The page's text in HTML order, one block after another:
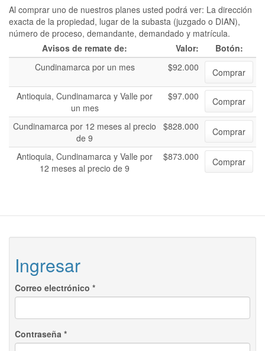
Al comprar uno de nuestros planes usted podrá ver: La dirección
exacta de la propiedad, lugar de la subasta (juzgado o DIAN),
número de proceso, demandante, demandado y matrícula.
Avisos de remate de:
Valor:
Botón:
Cundinamarca por un mes
$92.000
Comprar
Antioquia, Cundinamarca y Valle por
un mes
$97.000 Comprar
Cundinamarca por 12 meses al precio
de 9
$828.000 Comprar
Antioquia, Cundinamarca y Valle por
12 meses al precio de 9
$873.000 Comprar
Ingresar
Correo electrónico *
Contraseña *